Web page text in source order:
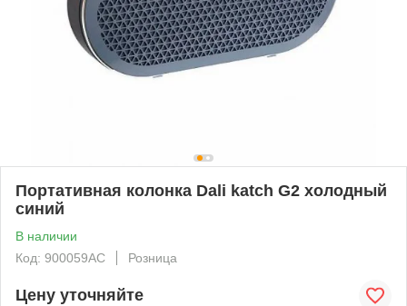
Портативная колонка Dali katch G2 холодный
синий
В наличии
Код: 900059AC
Розница
Цену уточняйте